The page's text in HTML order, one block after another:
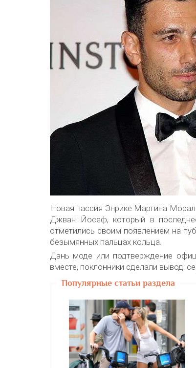
Новая пассия Энрике Мартина
Джван Йосеф, который в
отметились своим появлением на
безымянных пальцах кольца.
Дань моде или подтверждение
вместе, поклонники сделали вывод:
Популярные статьи раздела